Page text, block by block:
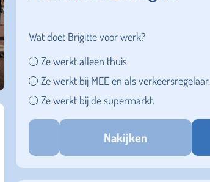
Wat doet Brigitte voor werk?
Ze werkt alleen thuis.
Ze werkt bij MEE en als verkeersregelaar.
Ze werkt bij de supermarkt.
Nakijken